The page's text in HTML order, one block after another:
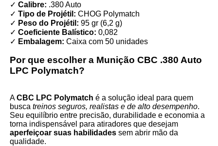
✓ Calibre: .380 Auto
✓ Tipo de Projétil: CHOG Polymatch
✓ Peso do Projétil: 95 gr (6,2 g)
✓ Coeficiente Balístico: 0,082
✓ Embalagem: Caixa com 50 unidades
Por que escolher a Munição CBC .380 Auto
LPC Polymatch?
ACBC LPC Polymatch é a solução ideal para quem
busca treinos seguros, realistas e de alto desempenho.
Seu equilíbrio entre precisão, durabilidade e economia a
torna indispensável para atiradores que desejam
aperfeiçoar suas habilidades sem abrir mão da
qualidade.